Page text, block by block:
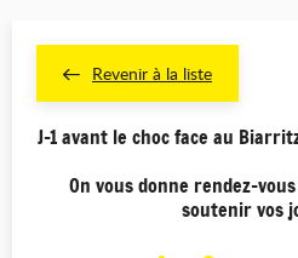
Revenir à la liste
J-1 avant le choc face au
On vous donne rendez-
soutenir vos